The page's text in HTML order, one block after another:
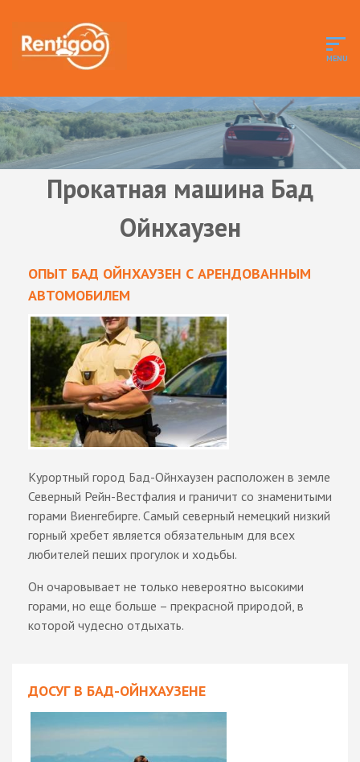
Прокатная машина Бад
Ойнхаузен
ОПЫТ БАД ОЙНХАУЗЕН С АРЕНДОВАННЫМ
АВТОМОБИЛЕМ
Курортный город Бад-Ойнхаузен расположен в земле
Северный Рейн-Вестфалия и граничит со знаменитыми
горами Виенгебирге. Самый северный немецкий низкий
горный хребет является обязательным для всех
любителей пеших прогулок и ходьбы.
Он очаровывает не только невероятно высокими
горами, но еще больше – прекрасной природой, в
которой чудесно отдыхать.
ДОСУГ В БАД-ОЙНХАУЗЕНЕ